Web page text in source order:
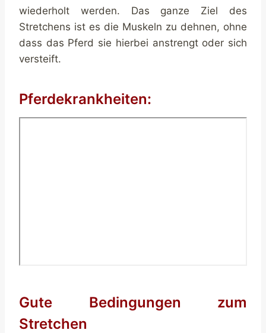
wiederholt werden. Das ganze Ziel des
Stretchens ist es die Muskeln zu dehnen, ohne
dass das Pferd sie hierbei anstrengt oder sich
versteift.
Pferdekrankheiten:
Gute Bedingungen zum
Stretchen